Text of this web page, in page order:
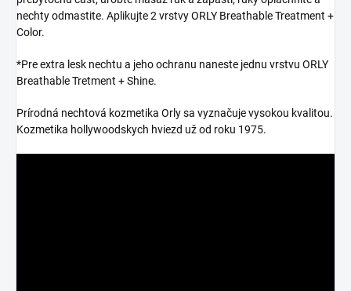
nechty odmastite. Aplikujte 2 vrstvy ORLY Breathable Treatment +
Color.
*Pre extra lesk nechtu a jeho ochranu naneste jednu vrstvu ORLY
Breathable Tretment + Shine.
Prírodná nechtová kozmetika Orly sa vyznačuje vysokou kvalitou.
Kozmetika hollywoodskych hviezd už od roku 1975.